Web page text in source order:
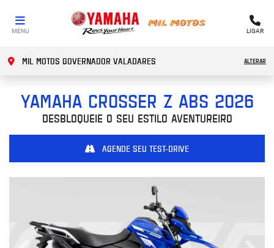
MENU LIGAR
MIL MOTOS GOVERNADOR VALADARES ALTERAR
YAMAHACROSSER Z ABS 2026
DESBLOQUEIE O SEU ESTILO AVENTUREIRO
AGENDE SEU TEST-DRIVE